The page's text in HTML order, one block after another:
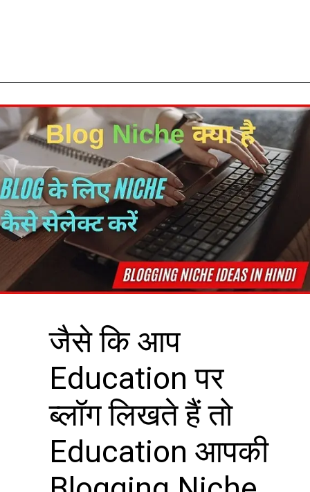
जैसे कि आप
Education पर
ब्लॉग लिखते हैं तो
Education आपकी